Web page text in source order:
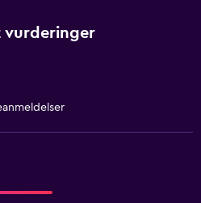
vurderinger